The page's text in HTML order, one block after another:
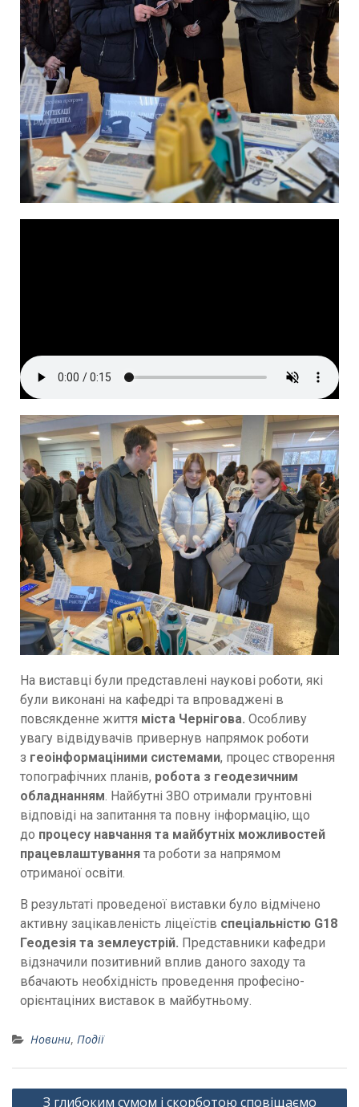
На виставці були представлені наукові роботи, які
були виконані на кафедрі та впроваджені в
повсякденне життя міста Чернігова. Особливу
увагу відвідувачів привернув напрямок роботи
з геоінформаціними системами, процес створення
топографічних планів, робота з геодезичним
обладнанням. Найбутні ЗВО отримали грунтовні
відповіді на запитання та повну інформацію, що
до процесу навчання та майбутніх можливостей
працевлаштування та роботи за напрямом
отриманої освіти.
В результаті проведеної виставки було відмічено
активну зацікавленість ліцеїстів спеціальністю G18
Геодезія та землеустрій. Представники кафедри
відзначили позитивний вплив даного заходу та
вбачають необхідність проведення професіно-
орієнтаціних виставок в майбутньому.
Новини, Події
З глибоким сумом і скорботою сповіщаємо